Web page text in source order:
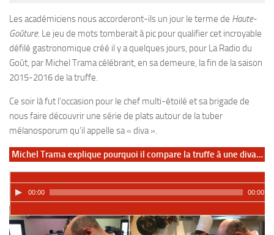
Les académiciens nous accorderont-ils un jour le terme de Haute-
Goûture. Le jeu de mots tomberait à pic pour qualifier cet incroyable
défilé gastronomique créé il y a quelques jours, pour La Radio du
Goût, par Michel Trama célébrant, en sa demeure, la fin de la saison
2015-2016 de la truffe.
Ce soir là fut l’occasion pour le chef multi-étoilé et sa brigade de
nous faire découvrir une série de plats autour de la tuber
mélanosporum qu’il appelle sa « diva ».
Michel Trama explique pourquoi il compare la truffe à une diva…
00:00 00:00